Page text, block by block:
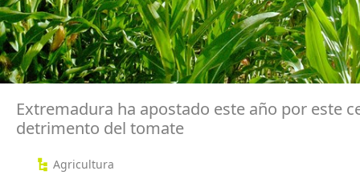
Extremadura ha apostado este año por este
detrimento del tomate
Agricultura